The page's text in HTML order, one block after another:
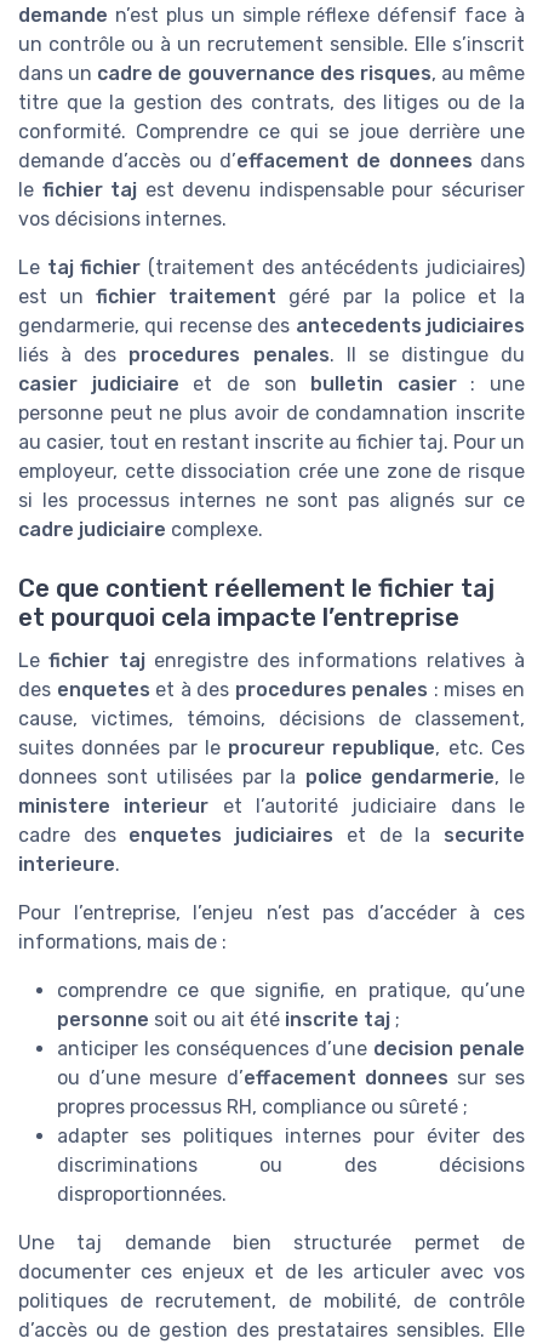
demande n’est plus un simple réflexe défensif face à
un contrôle ou à un recrutement sensible. Elle s’inscrit
dans un cadre de gouvernance des risques, au même
titre que la gestion des contrats, des litiges ou de la
conformité. Comprendre ce qui se joue derrière une
demande d’accès ou d’effacement de donnees dans
le fichier taj est devenu indispensable pour sécuriser
vos décisions internes.
Le taj fichier (traitement des antécédents judiciaires)
est unfichier traitement géré par la police et la
gendarmerie, qui recense des antecedents judiciaires
liés à des procedures penales. Il se distingue du
casier judiciaire et de son bulletin casier: une
personne peut ne plus avoir de condamnation inscrite
au casier, tout en restant inscrite au fichier taj. Pour un
employeur, cette dissociation crée une zone de risque
si les processus internes ne sont pas alignés sur ce
cadre judiciaire complexe.
Ce que contient réellement le fichier taj
et pourquoi cela impacte l’entreprise
Lefichier tajenregistre des informations relatives à
des enquetes et à des procedures penales : mises en
cause, victimes, témoins, décisions de classement,
suites données par le procureur republique, etc. Ces
donnees sont utilisées par la police gendarmerie, le
ministere interieur et l’autorité judiciaire dans le
cadre des enquetes judiciaires et de la securite
interieure.
Pour l’entreprise, l’enjeu n’est pas d’accéder à ces
informations, mais de :
comprendre ce que signifie, en pratique, qu’une
personne soit ou ait été inscrite taj ;
anticiper les conséquences d’une decision penale
ou d’une mesure d’effacement donnees sur ses
propres processus RH, compliance ou sûreté ;
adapter ses politiques internes pour éviter des
discriminations ou des décisions
disproportionnées.
Une taj demande bien structurée permet de
documenter ces enjeux et de les articuler avec vos
politiques de recrutement, de mobilité, de contrôle
d’accès ou de gestion des prestataires sensibles. Elle